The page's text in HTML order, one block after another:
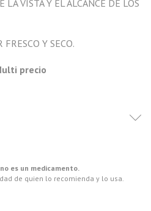
LA VISTA Y EL ALCANCE DE LOS
Y SECO.
precio
es un medicamento.
de quien lo recomienda y lo usa.